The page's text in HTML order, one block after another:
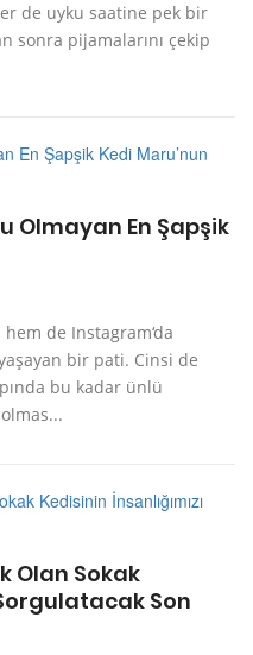
de uyku saatine pek bir
sonra pijamalarını çekip
Olmayan En Şapşik
hem de Instagram‘da
bir pati. Cinsi de
bu kadar ünlü
Olan Sokak
Son